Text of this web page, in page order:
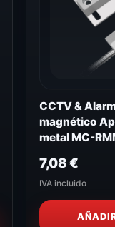
CCTV &
magnético
metal MC-
7,08€
IVA incluido